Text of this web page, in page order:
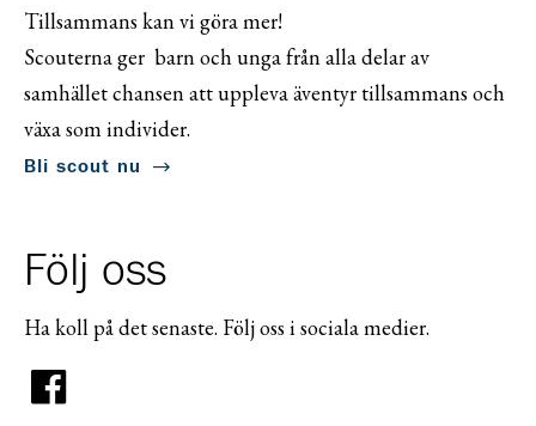
Tillsammans kan vi göra mer!
Scouterna ger barn och unga från alla delar av
samhället chansen att uppleva äventyr tillsammans och
växa som individer.
Bli scout nu
Följ oss
Ha koll på det senaste. Följ oss i sociala medier.